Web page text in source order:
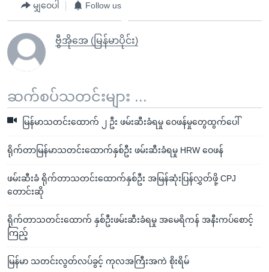
မျှဝေပါ Follow us
ဗွီအိုအေ (မြန်မာပိုင်း)
ဆက်စပ်သတင်းများ ...
မြန်မာသတင်းထောက် ၂ ဦး ဖမ်းဆီးခံရမှု ဝေဖန်မှုတွေထွက်ပေါ်
ရိုက်တာမြန်မာသတင်းထောက်နှစ်ဦး ဖမ်းဆီးခံရမှု HRW ဝေဖန်
ဖမ်းဆီးခံ ရိုက်တာသတင်းထောက်နှစ်ဦး အမြန်ဆုံးပြန်လွှတ်ဖို့ CPJ
တောင်းဆို
ရိုက်တာသတင်းထောက် နှစ်ဦးဖမ်းဆီးခံရမှု အမေရိကန် အနီးကပ်စောင့်
ကြည့်
မြန်မာ သတင်းလွတ်လပ်ခွင့် ကုလအကြီးအကဲ စိုးရိမ်